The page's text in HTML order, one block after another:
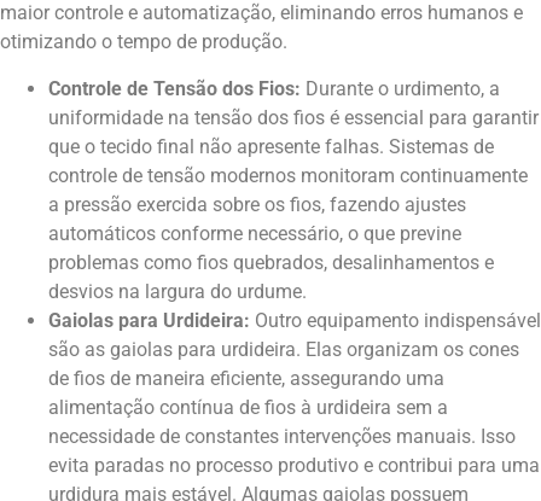
maior controle e automatização, eliminando erros humanos e
otimizando o tempo de produção.
Controle de Tensão dos Fios: Durante o urdimento, a
uniformidade na tensão dos fios é essencial para garantir
que o tecido final não apresente falhas. Sistemas de
controle de tensão modernos monitoram continuamente
a pressão exercida sobre os fios, fazendo ajustes
automáticos conforme necessário, o que previne
problemas como fios quebrados, desalinhamentos e
desvios na largura do urdume.
Gaiolas para Urdideira: Outro equipamento indispensável
são as gaiolas para urdideira. Elas organizam os cones
de fios de maneira eficiente, assegurando uma
alimentação contínua de fios à urdideira sem a
necessidade de constantes intervenções manuais. Isso
evita paradas no processo produtivo e contribui para uma
urdidura mais estável. Algumas gaiolas possuem